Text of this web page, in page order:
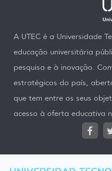
A UTEC é a Universidade
educação universitária
pesquisa e à inovação.
estratégicos do país,
que tem entre os seus
acesso à oferta educativa